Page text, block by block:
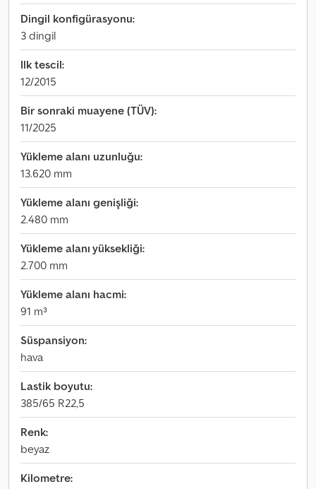
Dingil konfigürasyonu:
3 dingil
Ilk tescil:
12/2015
Bir sonraki muayene (TÜV):
11/2025
Yükleme alanı uzunluğu:
13.620 mm
Yükleme alanı genişliği:
2.480 mm
Yükleme alanı yüksekliği:
2.700 mm
Yükleme alanı hacmi:
91 m³
Süspansiyon:
hava
Lastik boyutu:
385/65 R22,5
Renk:
beyaz
Kilometre: